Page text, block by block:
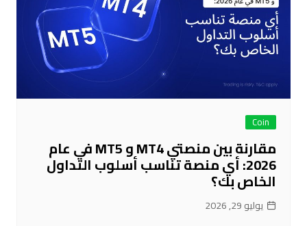
Coin
مقارنة بين منصتي MT4 و MT5 في عام
2026: أي منصة تناسب أسلوب التداول
الخاص بك؟
يوليو 29, 2026